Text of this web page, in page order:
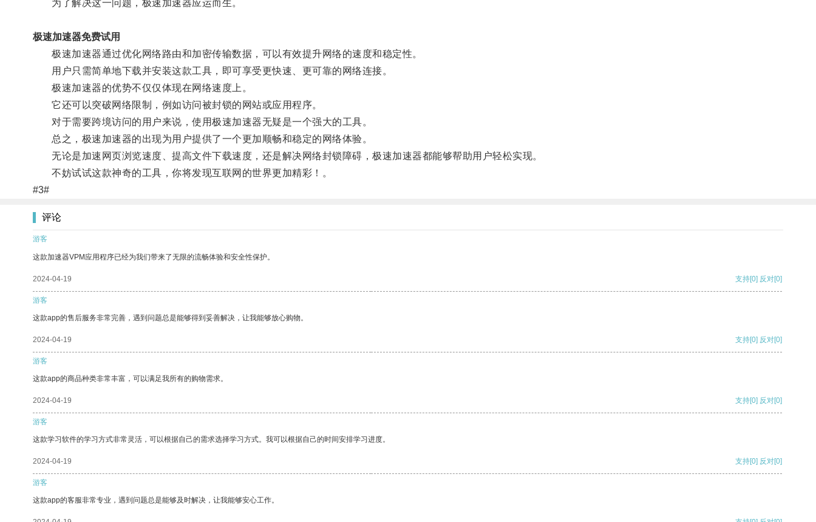
为了解决这一问题，极速加速器应运而生。
极速加速器免费试用
极速加速器通过优化网络路由和加密传输数据，可以有效提升网络的速度和稳定性。
用户只需简单地下载并安装这款工具，即可享受更快速、更可靠的网络连接。
极速加速器的优势不仅仅体现在网络速度上。
它还可以突破网络限制，例如访问被封锁的网站或应用程序。
对于需要跨境访问的用户来说，使用极速加速器无疑是一个强大的工具。
总之，极速加速器的出现为用户提供了一个更加顺畅和稳定的网络体验。
无论是加速网页浏览速度、提高文件下载速度，还是解决网络封锁障碍，极速加速器都能够帮助用户轻松实现。
不妨试试这款神奇的工具，你将发现互联网的世界更加精彩！。
#3#
评论
游客
这款加速器VPM应用程序已经为我们带来了无限的流畅体验和安全性保护。
2024-04-19 支持[0] 反对[0]
游客
这款app的售后服务非常完善，遇到问题总是能够得到妥善解决，让我能够放心购物。
2024-04-19 支持[0] 反对[0]
游客
这款app的商品种类非常丰富，可以满足我所有的购物需求。
2024-04-19 支持[0] 反对[0]
游客
这款学习软件的学习方式非常灵活，可以根据自己的需求选择学习方式。我可以根据自己的时间安排学习进度。
2024-04-19 支持[0] 反对[0]
游客
这款app的客服非常专业，遇到问题总是能够及时解决，让我能够安心工作。